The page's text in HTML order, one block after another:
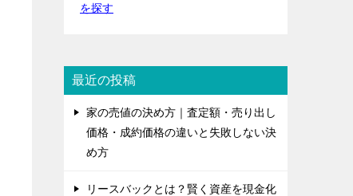
を探す
最近の投稿
家の売値の決め方｜査定額・売り出し
価格・成約価格の違いと失敗しない決
め方
リースバックとは？賢く資産を現金化